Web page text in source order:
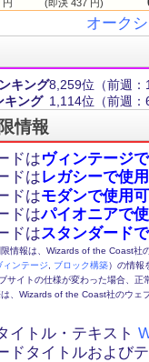
円 (即決 437 円)
オーク
キング8,259位 （前週
キング 1,114位 （前週
情報
ドはヴィンテージ
ドはレガシーで使
ドはモダンで使用
ドはパイオニアで
ドはスタンダード
情報は、Wizards of the Coast社
ィンテージ ブロック構築）の情報
サイトの仕様が変わった場合、
は、Wizards of the Coast社のウェ
イトル・テキスト
ドタイトルおよび